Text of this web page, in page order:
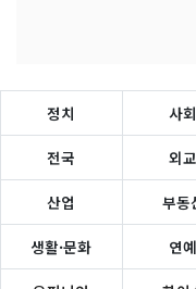
정치 사회
전국 외교
산업 부동
생활·문화 연예